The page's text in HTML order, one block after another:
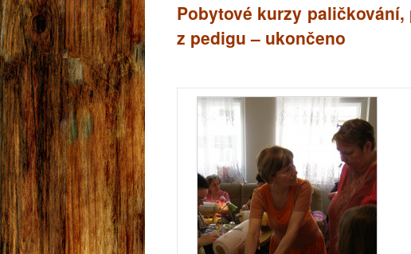
Pobytové kurzy
z pedigu – ukončeno